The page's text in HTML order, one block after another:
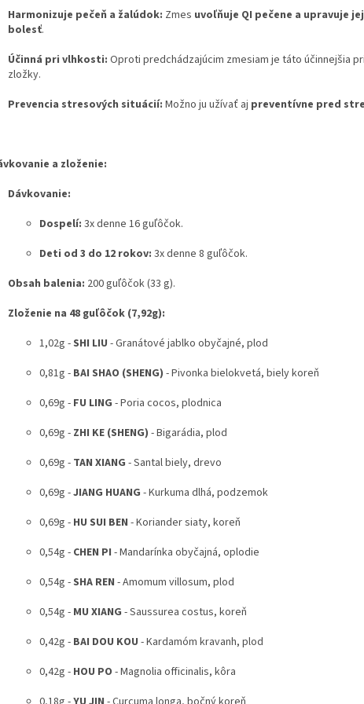
Harmonizuje pečeň a žalúdok: Zmes uvoľňuje QI pečene a upravuje
bolesť.
Účinná pri vlhkosti: Oproti predchádzajúcim zmesiam je táto účinnejšia
zložky.
Prevencia stresových situácií: Možno ju užívať aj preventívne pred
a zloženie:
Dávkovanie:
Dospelí: 3x denne 16 guľôčok.
Deti od 3 do 12 rokov: 3x denne 8 guľôčok.
Obsah balenia: 200 guľôčok (33 g).
Zloženie na 48 guľôčok (7,92g):
1,02g -SHI LIU - Granátové jablko obyčajné, plod
0,81g - BAI SHAO (SHENG) - Pivonka bielokvetá, biely koreň
0,69g - FU LING - Poria cocos, plodnica
0,69g - ZHI KE (SHENG) - Bigarádia, plod
0,69g - TAN XIANG - Santal biely, drevo
0,69g -JIANG HUANG - Kurkuma dlhá, podzemok
0,69g - HU SUI BEN - Koriander siaty, koreň
0,54g - CHEN PI - Mandarínka obyčajná, oplodie
0,54g -SHA REN - Amomum villosum, plod
0,54g - MU XIANG - Saussurea costus, koreň
0,42g - BAI DOU KOU - Kardamóm kravanh, plod
0,42g - HOU PO - Magnolia officinalis, kôra